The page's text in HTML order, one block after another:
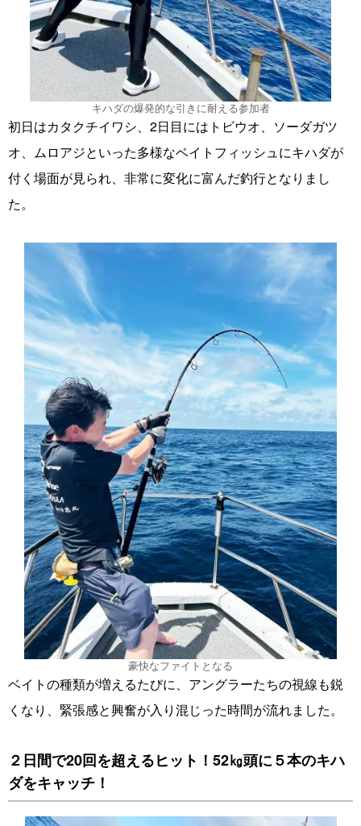
キハダの爆発的な引きに耐える参加者
初日はカタクチイワシ、2日目にはトビウオ、ソーダガツ
オ、ムロアジといった多様なベイトフィッシュにキハダが
付く場面が見られ、非常に変化に富んだ釣行となりまし
た。
豪快なファイトとなる
ベイトの種類が増えるたびに、アングラーたちの視線も鋭
くなり、緊張感と興奮が入り混じった時間が流れました。
２日間で20回を超えるヒット！52㎏頭に５本のキハ
ダをキャッチ！